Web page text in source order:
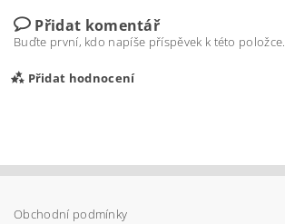
Přidat komentář
Buďte první, kdo napíše příspěvek k této položce.
Přidat hodnocení
Obchodní podmínky